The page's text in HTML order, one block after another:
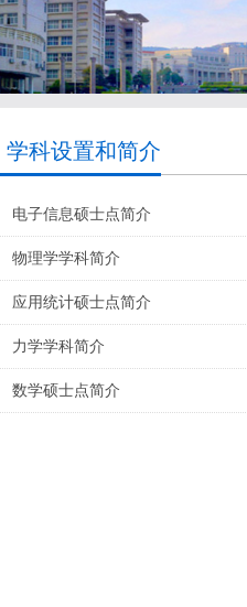
学科设置和简介
电子信息硕士点简介
物理学学科简介
应用统计硕士点简介
力学学科简介
数学硕士点简介